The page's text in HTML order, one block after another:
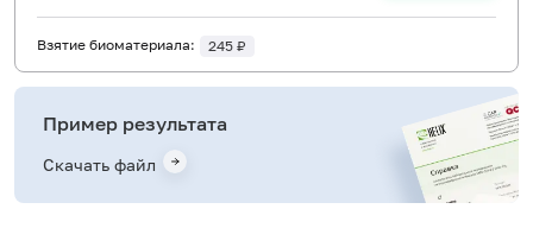
Взятие биоматериала: 245 ₽
Пример результата
Скачать файл